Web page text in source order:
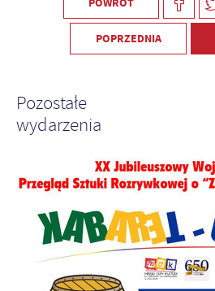
POWRÓT
POPRZEDNIA
Pozostałe
wydarzenia